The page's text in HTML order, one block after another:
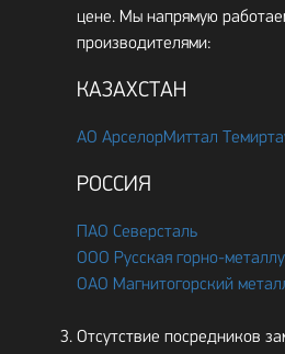
цене. Мы напрямую
производителями:
КАЗАХСТАН
АО АрселорМиттал
РОССИЯ
ПАО Северсталь
ООО Русская горно-
ОАО Магнитогорский
Отсутствие посредников